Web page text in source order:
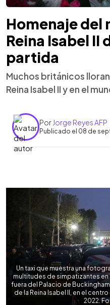
Homenaje del
Reina Isabel II
partida
Muchos británicos
Reina Isabel II y en el
Por Jorge Reyes AFP
Publicado el 08 de
► Escuchar artículo
Un taxi que muestra una
multitudes de simpatizantes en
fuera del Palacio de
de la Reina Isabel II, en el
2022.